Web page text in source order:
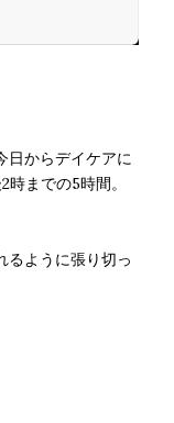
日からデイケアに
までの5時間。
るように張り切っ